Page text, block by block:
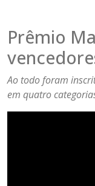
Prêmio
Ao todo foram
em quatro